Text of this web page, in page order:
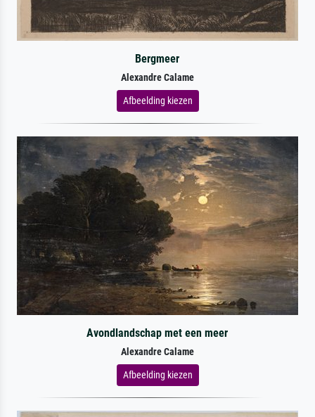
Bergmeer
Alexandre Calame
Afbeelding kiezen
Avondlandschap met een meer
Alexandre Calame
Afbeelding kiezen